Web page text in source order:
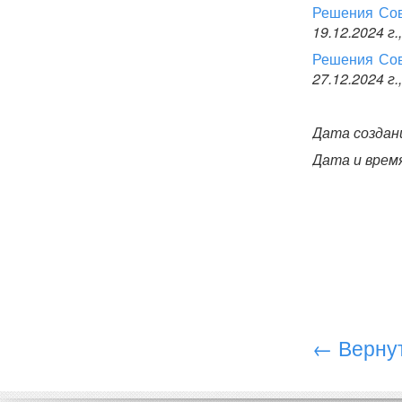
Решения
19.12.2024
Решения
27.12.2024
Дата
Дата и
←